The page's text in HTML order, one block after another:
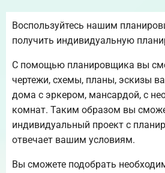
Воспользуйтесь нашим
получить индивидуальную
С помощью планировщика вы
чертежи, схемы, планы, эскизы
дома с эркером, мансардой, с
комнат. Таким образом вы
индивидуальный проект с
отвечает вашим условиям.
Вы сможете подобрать